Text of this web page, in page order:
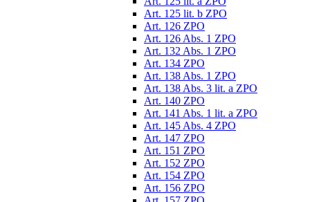
Art. 125 lit. b ZPO
Art. 126 ZPO
Art. 126 Abs. 1 ZPO
Art. 132 Abs. 1 ZPO
Art. 134 ZPO
Art. 138 Abs. 1 ZPO
Art. 138 Abs. 3 lit. a ZPO
Art. 140 ZPO
Art. 141 Abs. 1 lit. a ZPO
Art. 145 Abs. 4 ZPO
Art. 147 ZPO
Art. 151 ZPO
Art. 152 ZPO
Art. 154 ZPO
Art. 156 ZPO